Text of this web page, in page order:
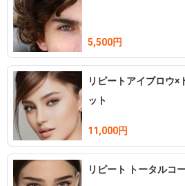
5,500円
リピートアイブロウ×
ット
11,000円
リピート トータルコ